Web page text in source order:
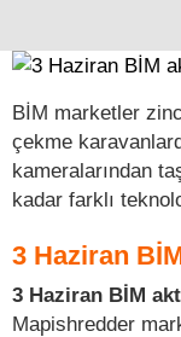
BİM marketler
çekme
kameralarından
kadar farklı
3 Haziran
3 Haziran BİM
Mapishredder